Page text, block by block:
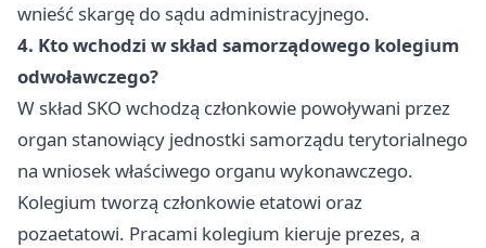
wnieść skargę do sądu administracyjnego.
4. Kto wchodzi w skład samorządowego kolegium
odwoławczego?
W skład SKO wchodzą członkowie powoływani przez
organ stanowiący jednostki samorządu terytorialnego
na wniosek właściwego organu wykonawczego.
Kolegium tworzą członkowie etatowi oraz
pozaetatowi. Pracami kolegium kieruje prezes, a